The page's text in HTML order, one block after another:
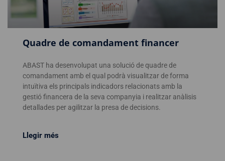
Quadre de comandament financer
ABAST ha desenvolupat una solució de quadre de
comandament amb el qual podrà visualitzar de forma
intuïtiva els principals indicadors relacionats amb la
gestió financera de la seva companyia i realitzar anàlisis
detallades per agilitzar la presa de decisions.
Llegir més